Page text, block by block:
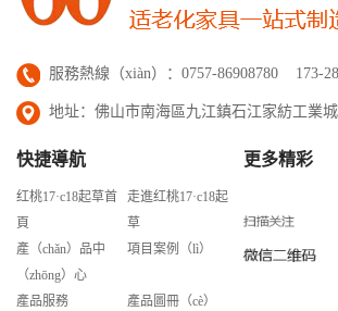
服務熱線（xiàn）：0757-86908780 173-
地址：佛山市南海區九江鎮石江家紡工業
快捷導航
红桃17·c18起草首
頁
走進红桃17·c18起
草
產（chǎn）品中
（zhōng）心
項目案例（lì）
產品服務 產品圖冊（cè）
更多精彩